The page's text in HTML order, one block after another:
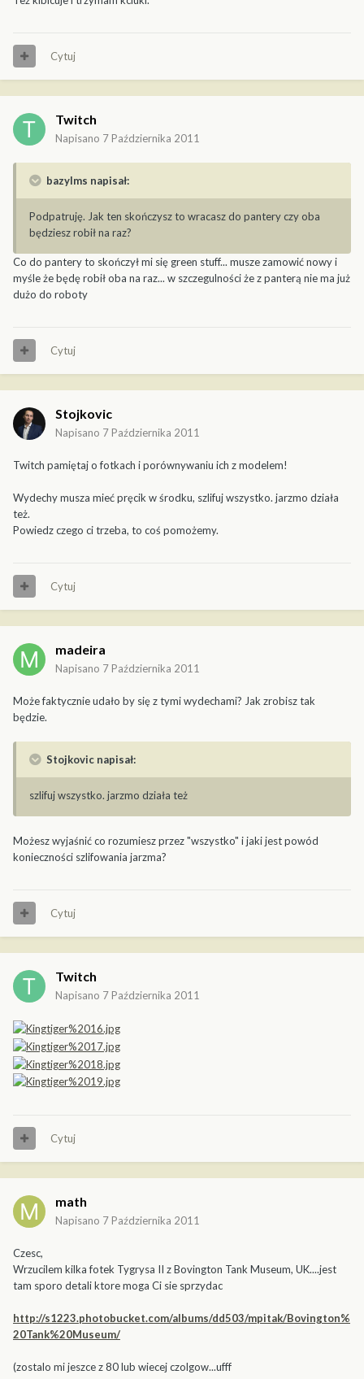
Cytuj
Twitch
Napisano 7 Października 2011
bazylms napisał:
Podpatruję. Jak ten skończysz to wracasz do pantery czy oba
będziesz robił na raz?
Co do pantery to skończył mi się green stuff... musze zamowić nowy i
myśle że będę robił oba na raz... w szczegulności że z panterą nie ma już
dużo do roboty
Cytuj
Stojkovic
Napisano 7 Października 2011
Twitch pamiętaj o fotkach i porównywaniu ich z modelem!
Wydechy musza mieć pręcik w środku, szlifuj wszystko. jarzmo działa
też.
Powiedz czego ci trzeba, to coś pomożemy.
Cytuj
madeira
Napisano 7 Października 2011
Może faktycznie udało by się z tymi wydechami? Jak zrobisz tak
będzie.
Stojkovic napisał:
szlifuj wszystko. jarzmo działa też
Możesz wyjaśnić co rozumiesz przez "wszystko" i jaki jest powód
konieczności szlifowania jarzma?
Cytuj
Twitch
Napisano 7 Października 2011
Cytuj
math
Napisano 7 Października 2011
Czesc,
Wrzucilem kilka fotek Tygrysa II z Bovington Tank Museum, UK....jest
tam sporo detali ktore moga Ci sie sprzydac
http://s1223.photobucket.com/albums/dd503/mpitak/Bovington%
20Tank%20Museum/
(zostalo mi jeszce z 80 lub wiecej czolgow...ufff